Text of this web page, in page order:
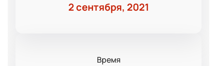
2 сентября, 2021
Время